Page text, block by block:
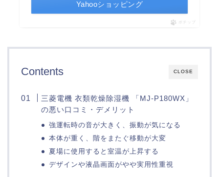
Yahooショッピング
ポチップ
CLOSE
Contents
三菱電機 衣類乾燥除湿機 「MJ-P180WX」
の悪い口コミ・デメリット
強運転時の音が大きく、振動が気になる
本体が重く、階をまたぐ移動が大変
夏場に使用すると室温が上昇する
デザインや液晶画面がやや実用性重視